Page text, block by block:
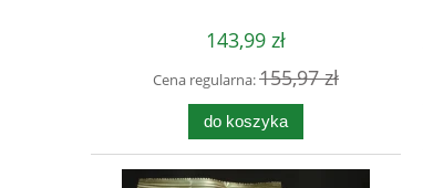
143,99 zł
Cena regularna:155,97 zł
do koszyka